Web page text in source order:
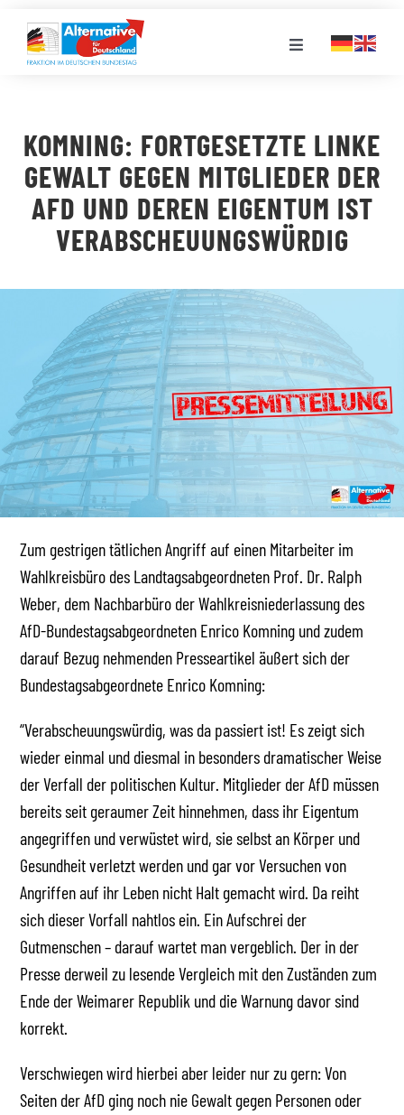
Inhalt
springen
Toggle
LANDESGRUPPEN
VERANSTALTUNGEN
STELLENPORTAL
MEDIATHEK
KOMNING: FORTGESETZTE LINKE
GEWALT GEGEN MITGLIEDER DER
AFD UND DEREN EIGENTUM IST
VERABSCHEUUNGSWÜRDIG
Zum gestrigen tätlichen Angriff auf einen Mitarbeiter im
Wahlkreisbüro des Landtagsabgeordneten Prof. Dr. Ralph
Weber, dem Nachbarbüro der Wahlkreisniederlassung des
AfD-Bundestagsabgeordneten Enrico Komning und zudem
darauf Bezug nehmenden Presseartikel äußert sich der
Bundestagsabgeordnete Enrico Komning:
“Verabscheuungswürdig, was da passiert ist! Es zeigt sich
wieder einmal und diesmal in besonders dramatischer Weise
der Verfall der politischen Kultur. Mitglieder der AfD müssen
bereits seit geraumer Zeit hinnehmen, dass ihr Eigentum
angegriffen und verwüstet wird, sie selbst an Körper und
Gesundheit verletzt werden und gar vor Versuchen von
Angriffen auf ihr Leben nicht Halt gemacht wird. Da reiht
sich dieser Vorfall nahtlos ein. Ein Aufschrei der
Gutmenschen – darauf wartet man vergeblich. Der in der
Presse derweil zu lesende Vergleich mit den Zuständen zum
Ende der Weimarer Republik und die Warnung davor sind
korrekt.
Verschwiegen wird hierbei aber leider nur zu gern: Von
Seiten der AfD ging noch nie Gewalt gegen Personen oder